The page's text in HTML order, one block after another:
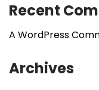
Recent
A WordPress
Archives